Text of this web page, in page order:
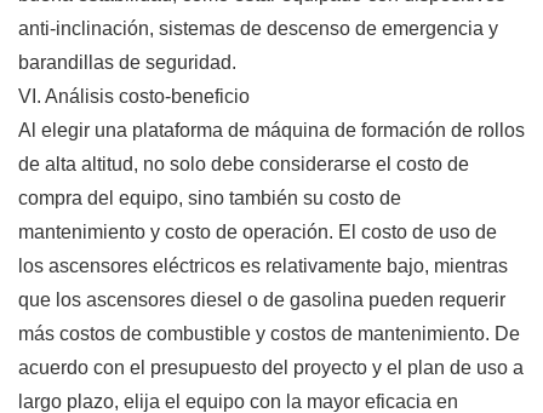
anti-inclinación, sistemas de descenso de emergencia y
barandillas de seguridad.
VI. Análisis costo-beneficio
Al elegir una plataforma de máquina de formación de rollos
de alta altitud, no solo debe considerarse el costo de
compra del equipo, sino también su costo de
mantenimiento y costo de operación. El costo de uso de
los ascensores eléctricos es relativamente bajo, mientras
que los ascensores diesel o de gasolina pueden requerir
más costos de combustible y costos de mantenimiento. De
acuerdo con el presupuesto del proyecto y el plan de uso a
largo plazo, elija el equipo con la mayor eficacia en